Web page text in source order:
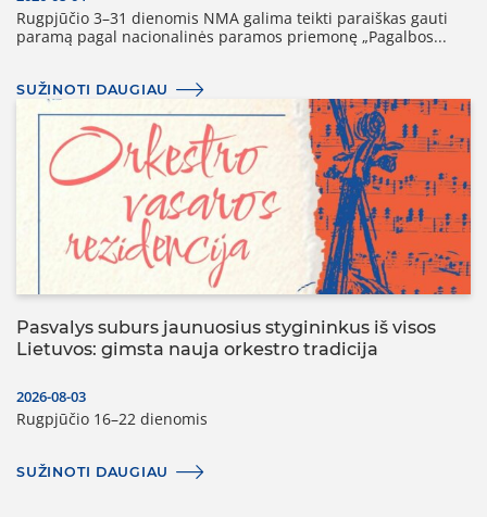
Rugpjūčio 3–31 dienomis NMA galima teikti paraiškas gauti
paramą pagal nacionalinės paramos priemonę „Pagalbos...
SUŽINOTI DAUGIAU
Pasvalys suburs jaunuosius stygininkus iš visos
Lietuvos: gimsta nauja orkestro tradicija
2026-08-03
Rugpjūčio 16–22 dienomis
SUŽINOTI DAUGIAU